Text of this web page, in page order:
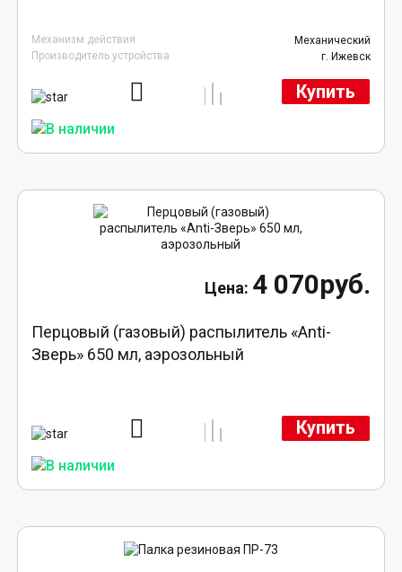
Механизм действия
Механический
Производитель устройства
г. Ижевск
Купить
4 070руб.
Перцовый (газовый) распылитель «Anti-
Зверь» 650 мл, аэрозольный
Купить